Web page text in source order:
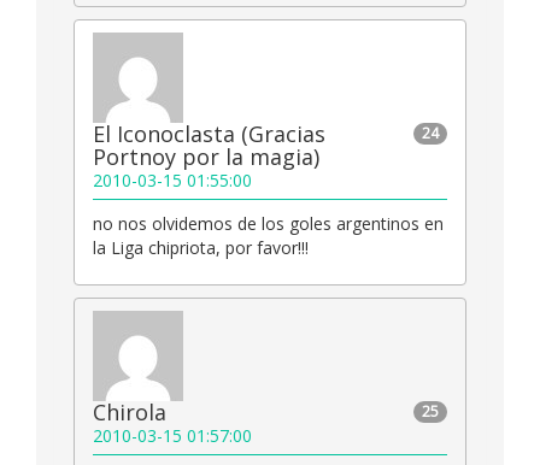
24
El Iconoclasta (Gracias
Portnoy por la magia)
2010-03-15 01:55:00
no nos olvidemos de los goles argentinos en
la Liga chipriota, por favor!!!
25
Chirola
2010-03-15 01:57:00